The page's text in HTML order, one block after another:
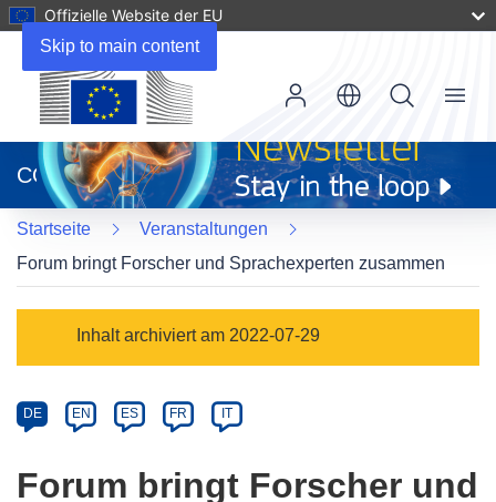
Skip to main content
Offizielle Website der EU
neuem
Fenster)
CORDIS
Menu
Startseite
Veranstaltungen
Forum bringt Forscher und Sprachexperten zusammen
category
Inhalt archiviert am 2022-07-29
Article
available
the
DE EN ES FR IT
Forum bringt Forscher und